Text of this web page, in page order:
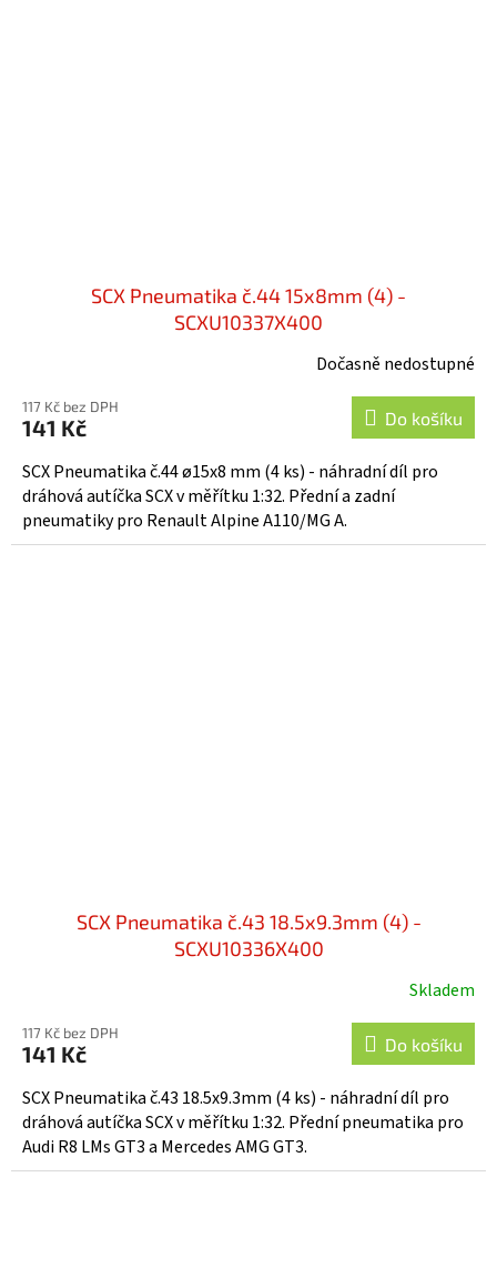
SCX Pneumatika č.44 15x8mm (4) -
SCXU10337X400
Dočasně nedostupné
117 Kč bez DPH
141 Kč Do košíku
SCX Pneumatika č.44 ø15x8 mm (4 ks) - náhradní díl pro
dráhová autíčka SCX v měřítku 1:32. Přední a zadní
pneumatiky pro Renault Alpine A110/MG A.
SCX Pneumatika č.43 18.5x9.3mm (4) -
SCXU10336X400
Skladem
117 Kč bez DPH
141 Kč Do košíku
SCX Pneumatika č.43 18.5x9.3mm (4 ks) - náhradní díl pro
dráhová autíčka SCX v měřítku 1:32. Přední pneumatika pro
Audi R8 LMs GT3 a Mercedes AMG GT3.